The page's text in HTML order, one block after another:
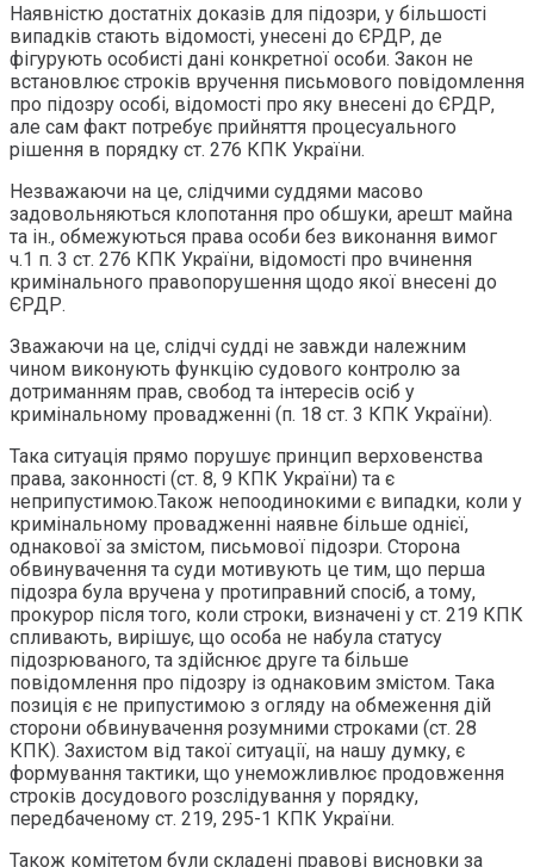
Наявністю достатніх доказів для підозри, у більшості
випадків стають відомості, унесені до ЄРДР, де
фігурують особисті дані конкретної особи. Закон не
встановлює строків вручення письмового повідомлення
про підозру особі, відомості про яку внесені до ЄРДР,
але сам факт потребує прийняття процесуального
рішення в порядку ст. 276 КПК України.
Незважаючи на це, слідчими суддями масово
задовольняються клопотання про обшуки, арешт майна
та ін., обмежуються права особи без виконання вимог
ч.1 п. 3 ст. 276 КПК України, відомості про вчинення
кримінального правопорушення щодо якої внесені до
ЄРДР.
Зважаючи на це, слідчі судді не завжди належним
чином виконують функцію судового контролю за
дотриманням прав, свобод та інтересів осіб у
кримінальному провадженні (п. 18 ст. 3 КПК України).
Така ситуація прямо порушує принцип верховенства
права, законності (ст. 8, 9 КПК України) та є
неприпустимою.Також непоодинокими є випадки, коли у
кримінальному провадженні наявне більше однієї,
однакової за змістом, письмової підозри. Сторона
обвинувачення та суди мотивують це тим, що перша
підозра була вручена у протиправний спосіб, а тому,
прокурор після того, коли строки, визначені у ст. 219 КПК
спливають, вирішує, що особа не набула статусу
підозрюваного, та здійснює друге та більше
повідомлення про підозру із однаковим змістом. Така
позиція є не припустимою з огляду на обмеження дій
сторони обвинувачення розумними строками (ст. 28
КПК). Захистом від такої ситуації, на нашу думку, є
формування тактики, що унеможливлює продовження
строків досудового розслідування у порядку,
передбаченому ст. 219, 295-1 КПК України.
Також комітетом були складені правові висновки за